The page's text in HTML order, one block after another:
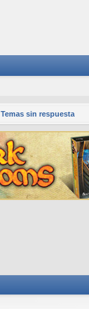
Temas sin respuesta